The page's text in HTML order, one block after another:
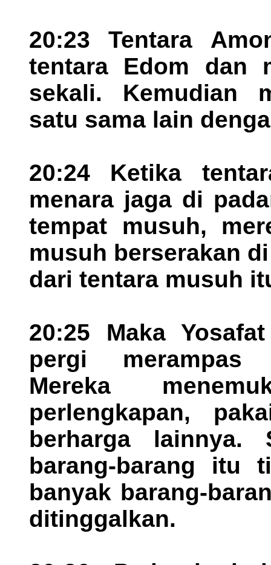
20:23 Tentara
tentara Edom dan
sekali. Kemudian
satu sama lain
20:24 Ketika
menara jaga di
tempat musuh,
musuh berserakan
dari tentara musuh
20:25 Maka
pergi merampas
Mereka
perlengkapan,
berharga lainnya.
barang-barang itu
banyak barang-
ditinggalkan.